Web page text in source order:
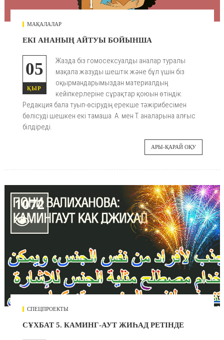
МАҚАЛАЛАР
ЕКІ АНАНЫҢ АЙТУЫ БОЙЫНША
05
ҚЫР
Жазда біз гомосексуалды аналар туралы
мақала жазуды шештік және бұл үшін біз
оқырмандарымыздан материалдың
кейіпкерлеріне сұрақтар қоюын өтіндік.
Редакция бала туып-өсірудің ерекше тәжірибесімен
бөлісуді шешкен екі тамаша А. мен Т. аналарына алғыс
білдіреді.
АРЫ-ҚАРАЙ ОҚУ
1072

СПЕЦПРОЕКТЫ
СҰХБАТ 5. КАМИНГ-АУТ ЖИҺАД РЕТІНДЕ